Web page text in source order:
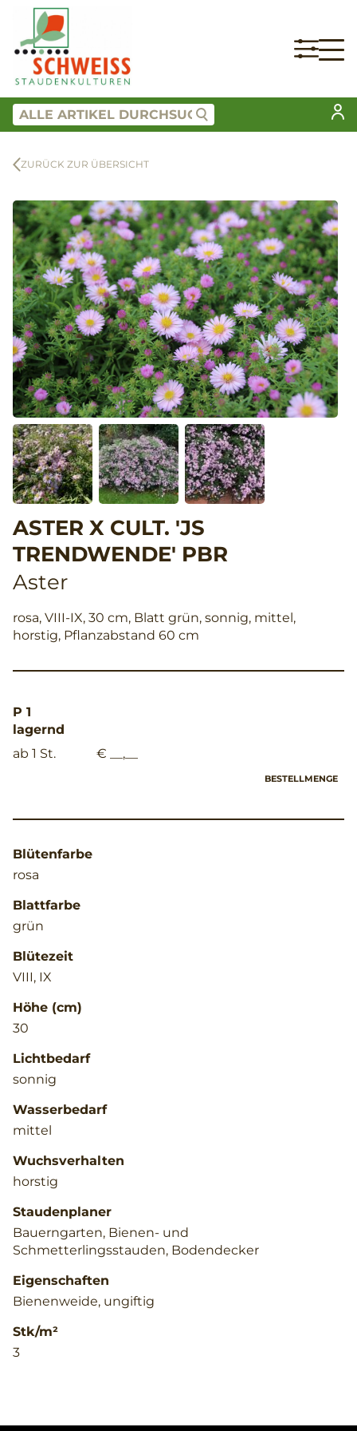
ZURÜCK ZUR ÜBERSICHT
ASTER X CULT. 'JS
TRENDWENDE' PBR
Aster
rosa, VIII-IX, 30 cm, Blatt grün, sonnig, mittel,
horstig, Pflanzabstand 60 cm
P 1
lagernd
ab 1 St.
€ __,__
BESTELLMENGE
Blütenfarbe
rosa
Blattfarbe
grün
Blütezeit
VIII, IX
Höhe (cm)
30
Lichtbedarf
sonnig
Wasserbedarf
mittel
Wuchsverhalten
horstig
Staudenplaner
Bauerngarten, Bienen- und
Schmetterlingsstauden, Bodendecker
Eigenschaften
Bienenweide, ungiftig
Stk/m²
3